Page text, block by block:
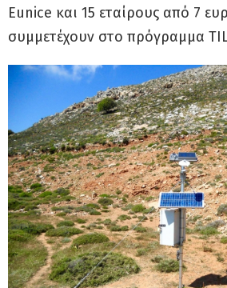
Eunice και 15 εταίρους από 7
συμμετέχουν στο πρόγραμμα